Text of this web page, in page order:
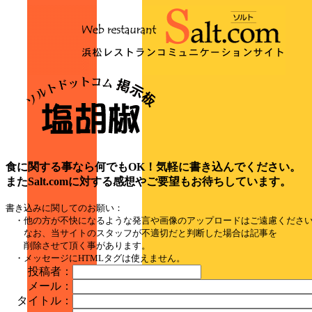
食に関する事なら何でもOK！気軽に書き込んでください。
またSalt.comに対する感想やご要望もお待ちしています。
書き込みに関してのお願い：
・他の方が不快になるような発言や画像のアップロードはご遠慮くださ
なお、当サイトのスタッフが不適切だと判断した場合は記事を
削除させて頂く事があります。
・メッセージにHTMLタグは使えません。
投稿者：
メール：
タイトル：